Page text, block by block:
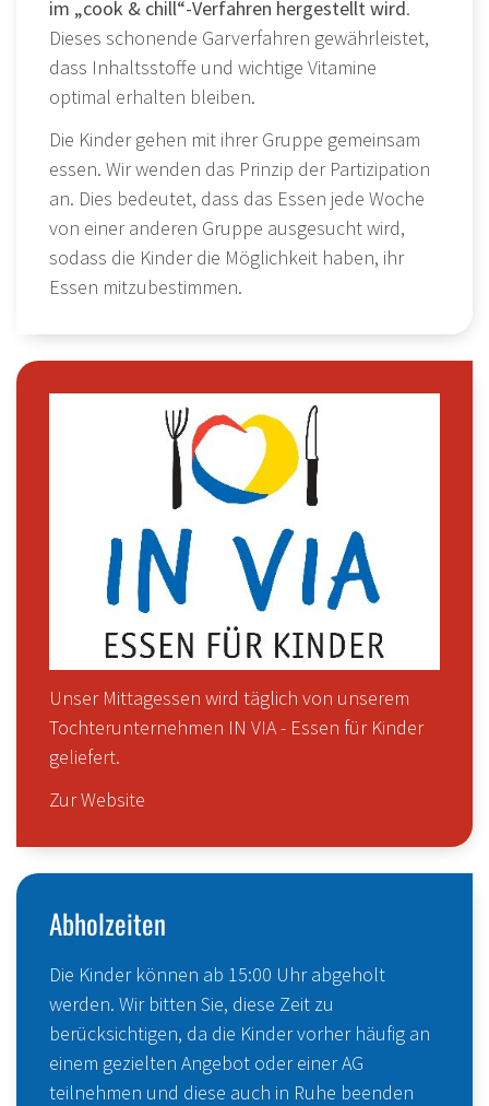
im „cook & chill“-Verfahren hergestellt wird.
Dieses schonende Garverfahren gewährleistet,
dass Inhaltsstoffe und wichtige Vitamine
optimal erhalten bleiben.
Die Kinder gehen mit ihrer Gruppe gemeinsam
essen. Wir wenden das Prinzip der Partizipation
an. Dies bedeutet, dass das Essen jede Woche
von einer anderen Gruppe ausgesucht wird,
sodass die Kinder die Möglichkeit haben, ihr
Essen mitzubestimmen.
Unser Mittagessen wird täglich von unserem
Tochterunternehmen IN VIA - Essen für Kinder
geliefert.
Zur Website
Abholzeiten
Die Kinder können ab 15:00 Uhr abgeholt
werden. Wir bitten Sie, diese Zeit zu
berücksichtigen, da die Kinder vorher häufig an
einem gezielten Angebot oder einer AG
teilnehmen und diese auch in Ruhe beenden